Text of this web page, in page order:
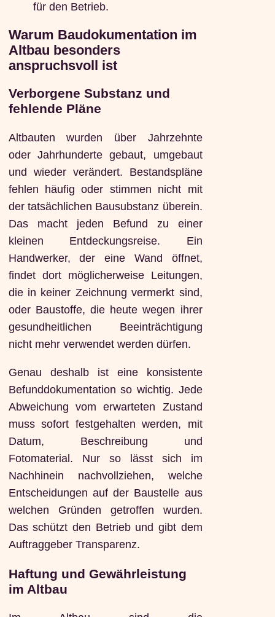
für den Betrieb.
Warum Baudokumentation im
Altbau besonders
anspruchsvoll ist
Verborgene Substanz und
fehlende Pläne
Altbauten wurden über Jahrzehnte
oder Jahrhunderte gebaut, umgebaut
und wieder verändert. Bestandspläne
fehlen häufig oder stimmen nicht mit
der tatsächlichen Bausubstanz überein.
Das macht jeden Befund zu einer
kleinen Entdeckungsreise. Ein
Handwerker, der eine Wand öffnet,
findet dort möglicherweise Leitungen,
die in keiner Zeichnung vermerkt sind,
oder Baustoffe, die heute wegen ihrer
gesundheitlichen Beeinträchtigung
nicht mehr verwendet werden dürfen.
Genau deshalb ist eine konsistente
Befunddokumentation so wichtig. Jede
Abweichung vom erwarteten Zustand
muss sofort festgehalten werden, mit
Datum, Beschreibung und
Fotomaterial. Nur so lässt sich im
Nachhinein nachvollziehen, welche
Entscheidungen auf der Baustelle aus
welchen Gründen getroffen wurden.
Das schützt den Betrieb und gibt dem
Auftraggeber Transparenz.
Haftung und Gewährleistung
im Altbau